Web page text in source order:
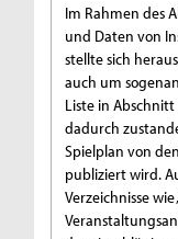
Im Rahmen des
und Daten von
stellte sich
auch um
Liste in
dadurch
Spielplan von
publiziert wird.
Verzeichnisse